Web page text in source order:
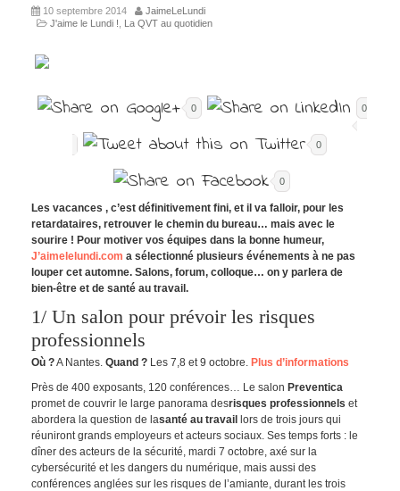
10 septembre 2014
JaimeLeLundi
J'aime le Lundi !
La QVT au quotidien
0 0
0
0
Les vacances , c’est définitivement fini, et il va falloir, pour les
retardataires, retrouver le chemin du bureau… mais avec le
sourire ! Pour motiver vos équipes dans la bonne humeur,
J’aimelelundi.com a sélectionné plusieurs événements à ne pas
louper cet automne. Salons, forum, colloque… on y parlera de
bien-être et de santé au travail.
1/ Un salon pour prévoir les risques
professionnels
Où ?A Nantes. Quand ?Les 7,8 et 9 octobre. Plus d’informations
Près de 400 exposants, 120 conférences… Le salon Preventica
promet de couvrir le large panorama desrisques professionnels et
abordera la question de lasanté au travaillors de trois jours qui
réuniront grands employeurs et acteurs sociaux. Ses temps forts : le
dîner des acteurs de la sécurité, mardi 7 octobre, axé sur la
cybersécurité et les dangers du numérique, mais aussi des
conférences anglées sur les risques de l’amiante, durant les trois